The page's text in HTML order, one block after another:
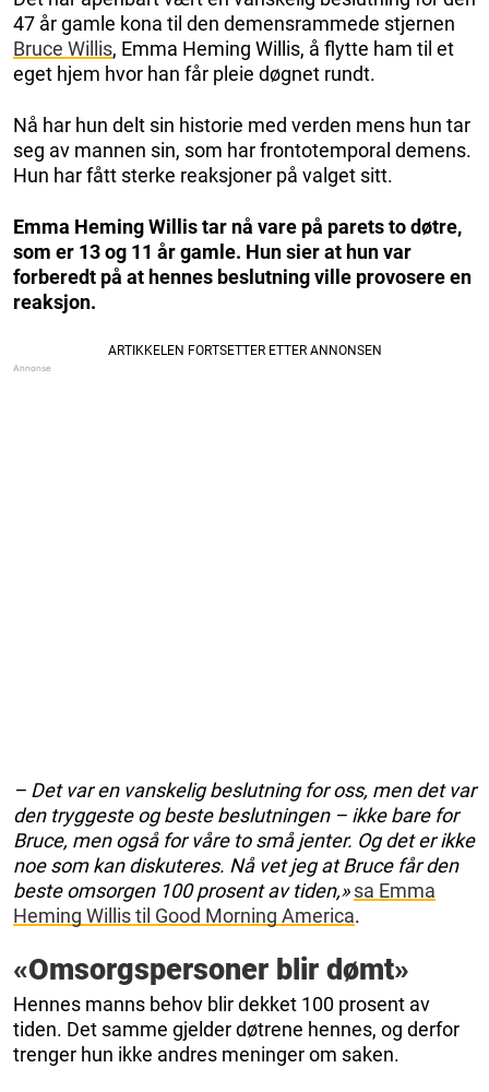
47 år gamle kona til den demensrammede stjernen
Bruce Willis, Emma Heming Willis, å flytte ham til et
eget hjem hvor han får pleie døgnet rundt.
Nå har hun delt sin historie med verden mens hun tar
seg av mannen sin, som har frontotemporal demens.
Hun har fått sterke reaksjoner på valget sitt.
Emma Heming Willis tar nå vare på parets to døtre,
som er 13 og 11 år gamle. Hun sier at hun var
forberedt på at hennes beslutning ville provosere en
reaksjon.
– Det var en vanskelig beslutning for oss, men det var
den tryggeste og beste beslutningen – ikke bare for
Bruce, men også for våre to små jenter. Og det er ikke
noe som kan diskuteres. Nå vet jeg at Bruce får den
beste omsorgen 100 prosent av tiden,» sa Emma
Heming Willis til Good Morning America.
«Omsorgspersoner blir dømt»
Hennes manns behov blir dekket 100 prosent av
tiden. Det samme gjelder døtrene hennes, og derfor
trenger hun ikke andres meninger om saken.